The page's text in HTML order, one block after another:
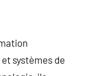
systèmes de